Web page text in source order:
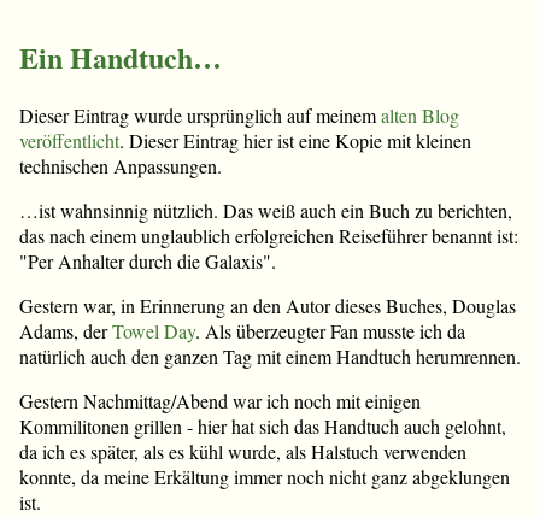
Ein Handtuch…
Dieser Eintrag wurde ursprünglich auf meinemalten Blog
veröffentlicht. Dieser Eintrag hier ist eine Kopie mit kleinen
technischen Anpassungen.
…ist wahnsinnig nützlich. Das weiß auch ein Buch zu berichten,
das nach einem unglaublich erfolgreichen Reiseführer benannt ist:
"Per Anhalter durch die Galaxis".
Gestern war, in Erinnerung an den Autor dieses Buches, Douglas
Adams, derTowel Day. Als überzeugter Fan musste ich da
natürlich auch den ganzen Tag mit einem Handtuch herumrennen.
Gestern Nachmittag/Abend war ich noch mit einigen
Kommilitonen grillen - hier hat sich das Handtuch auch gelohnt,
da ich es später, als es kühl wurde, als Halstuch verwenden
konnte, da meine Erkältung immer noch nicht ganz abgeklungen
ist.